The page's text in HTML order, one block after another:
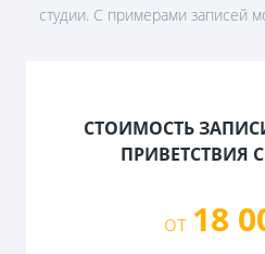
студии. С примерами записей
СТОИМОСТЬ
ПРИВЕТСТВИЯ
от 18